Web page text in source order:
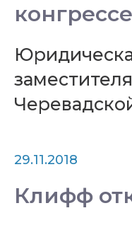
конгрессе
29.11.2018
Клифф